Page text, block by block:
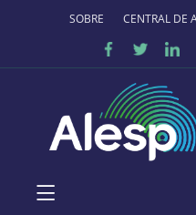
Ir para o conteúdo
SOBRE O PORTALCENTRAL DE